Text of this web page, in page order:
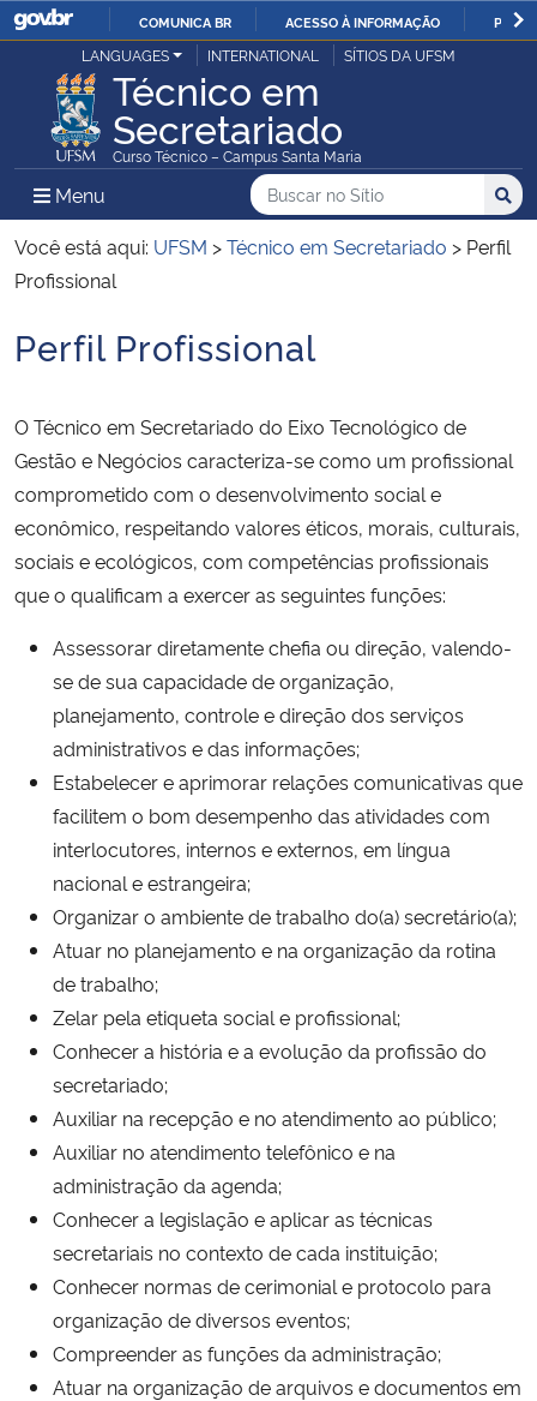
IR
PARA
O
CONTEÚDO
COMUNICA BR ACESSO À INFORMAÇÃO
Ministério da Justiça e Segurança Pública
Ministério da Defesa
Ministério das Relações Exteriores
Ministério da Infraestrutura
Ministério da Agricultura, Pecuária e Abastecimento
Ministério da Educação
Ministério da Cidadania
Ministério de Minas e Energia
Ministério da Ciência, Tecnologia, Inovações e Comunicações
Ministério do Meio Ambiente
Ministério do Turismo
Ministério do Desenvolvimento Regional
Ministério da Mulher, da Família e dos Direitos Humanos
Secretaria-Geral
Secretaria de Governo
Gabinete de Segurança Institucional
Advocacia-Geral da União
Banco Central do Brasil
LANGUAGES INTERNATIONAL SÍTIOS DA UFSM
Técnico em
Secretariado
Curso Técnico – Campus Santa Maria
Menu Menu Principal do Sítio
Busca
Buscar no no Sítio
Busca:
Você está aqui: UFSM >Técnico em Secretariado > Perfil
Profissional
Início do conteúdo
Perfil Profissional
O Técnico em Secretariado do Eixo Tecnológico de
Gestão e Negócios caracteriza-se como um profissional
comprometido com o desenvolvimento social e
econômico, respeitando valores éticos, morais, culturais,
sociais e ecológicos, com competências profissionais
que o qualificam a exercer as seguintes funções:
Assessorar diretamente chefia ou direção, valendo-
se de sua capacidade de organização,
planejamento, controle e direção dos serviços
administrativos e das informações;
Estabelecer e aprimorar relações comunicativas que
facilitem o bom desempenho das atividades com
interlocutores, internos e externos, em língua
nacional e estrangeira;
Organizar o ambiente de trabalho do(a) secretário(a);
Atuar no planejamento e na organização da rotina
de trabalho;
Zelar pela etiqueta social e profissional;
Conhecer a história e a evolução da profissão do
secretariado;
Auxiliar na recepção e no atendimento ao público;
Auxiliar no atendimento telefônico e na
administração da agenda;
Conhecer a legislação e aplicar as técnicas
secretariais no contexto de cada instituição;
Conhecer normas de cerimonial e protocolo para
organização de diversos eventos;
Compreender as funções da administração;
Atuar na organização de arquivos e documentos em